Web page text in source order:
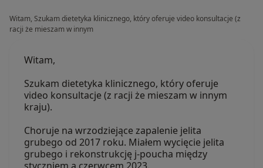
Witam, Szukam dietetyka klinicznego, który oferuje video konsultacje (z
racji że mieszam w innym
Witam,
Szukam dietetyka klinicznego, który oferuje
video konsultacje (z racji że mieszam w innym
kraju).
Choruje na wrzodziejące zapalenie jelita
grubego od 2017 roku. Miałem wycięcie jelita
grubego i rekonstrukcję j-poucha między
styczniem a czerwcem 2023.